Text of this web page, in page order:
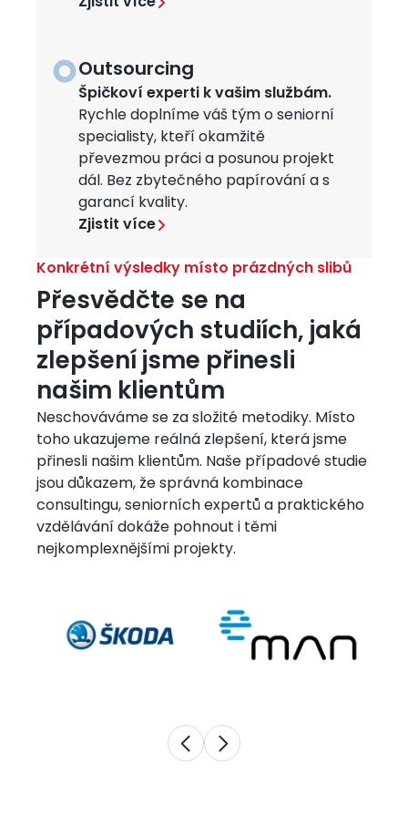
Obrázek
Outsourcing
Špičkoví experti k vašim službám.
Rychle doplníme váš tým o seniorní
specialisty, kteří okamžitě
převezmou práci a posunou projekt
dál. Bez zbytečného papírování a s
garancí kvality.
Zjistit více
Konkrétní výsledky místo prázdných slibů
Přesvědčte se na
případových studiích, jaká
zlepšení jsme přinesli
našim klientům
Neschováváme se za složité metodiky. Místo
toho ukazujeme reálná zlepšení, která jsme
přinesli našim klientům. Naše případové studie
jsou důkazem, že správná kombinace
consultingu, seniorních expertů a praktického
vzdělávání dokáže pohnout i těmi
nejkomplexnějšími projekty.